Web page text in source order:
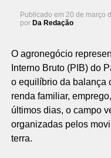
Publicado em 20 de março
por Da Redação
O agronegócio
Interno Bruto (PIB) do
o equilíbrio da balança
renda familiar,
últimos dias, o campo
organizadas pelos
terra.